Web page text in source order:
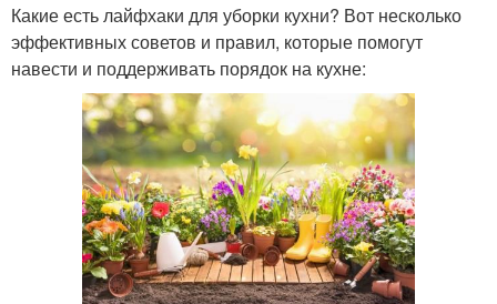
Какие есть лайфхаки для уборки кухни? Вот несколько
эффективных советов и правил, которые помогут
навести и поддерживать порядок на кухне: